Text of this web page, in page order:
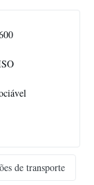
de transporte